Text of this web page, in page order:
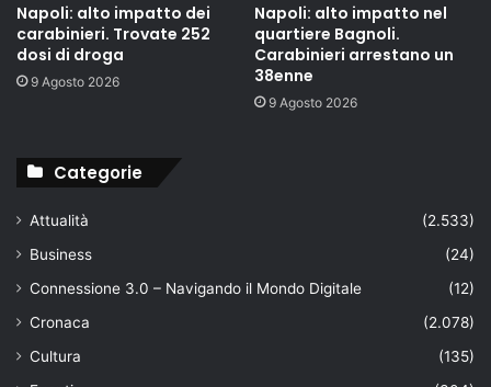
Napoli: alto impatto dei
carabinieri. Trovate 252
dosi di droga
9 Agosto 2026
Napoli: alto impatto nel
quartiere Bagnoli.
Carabinieri arrestano un
38enne
9 Agosto 2026
Categorie
Attualità
(2.533)
Business
(24)
Connessione 3.0 – Navigando il Mondo Digitale
(12)
Cronaca
(2.078)
Cultura
(135)